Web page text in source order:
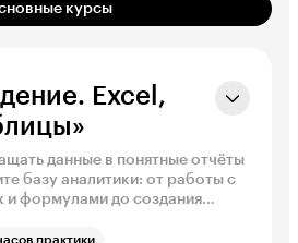
курсы
Excel,
данные в понятные отчёты
базу аналитики: от работы с
и формулами до создания
практики